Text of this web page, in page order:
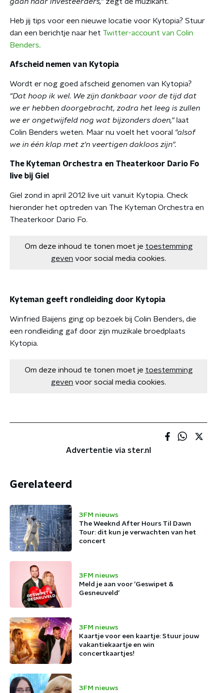
Heb jij tips voor een nieuwe locatie voor Kytopia? Stuur
dan een berichtje naar het Twitter-account van Colin
Benders.
Afscheid nemen van Kytopia
Wordt er nog goed afscheid genomen van Kytopia?
"Dat hoop ik wel. We zijn dankbaar voor de tijd dat
we er hebben doorgebracht, zodra het leeg is zullen
we er ongetwijfeld nog wat bijzonders doen,"laat
Colin Benders weten. Maar nu voelt het vooral "alsof
we in één klap met z'n veertigen dakloos zijn".
The Kyteman Orchestra en Theaterkoor Dario Fo
live bij Giel
Giel zond in april 2012 live uit vanuit Kytopia. Check
hieronder het optreden van The Kyteman Orchestra en
Theaterkoor Dario Fo.
Om deze inhoud te tonen moet je toestemming
geven voor social media cookies.
Kyteman geeft rondleiding door Kytopia
Winfried Baijens ging op bezoek bij Colin Benders, die
een rondleiding gaf door zijn muzikale broedplaats
Kytopia.
Om deze inhoud te tonen moet je toestemming
geven voor social media cookies.
Advertentie via ster.nl
Gerelateerd
3FM nieuws
The Weeknd After Hours Til Dawn
Tour: dit kun je verwachten van het
concert
3FM nieuws
Meld je aan voor 'Geswipet &
Gesneuveld'
3FM nieuws
Kaartje voor een kaartje: Stuur jouw
vakantiekaartje en win
concertkaartjes!
3FM nieuws